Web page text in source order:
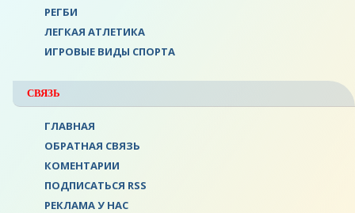
РЕГБИ
ЛЕГКАЯ АТЛЕТИКА
ИГРОВЫЕ ВИДЫ СПОРТА
СВЯЗЬ
ГЛАВНАЯ
ОБРАТНАЯ СВЯЗЬ
КОМЕНТАРИИ
ПОДПИСАТЬСЯ RSS
РЕКЛАМА У НАС